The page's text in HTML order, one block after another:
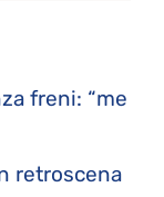
freni: “me
retroscena